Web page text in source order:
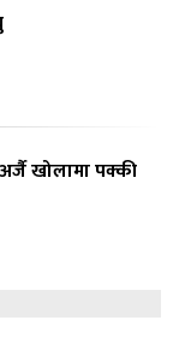
खोलामा पक्की